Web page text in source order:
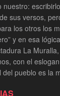
nuestro:
sus versos,
los otros los
y en esa
La
con el
pueblo es la